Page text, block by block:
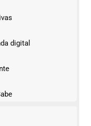
digital